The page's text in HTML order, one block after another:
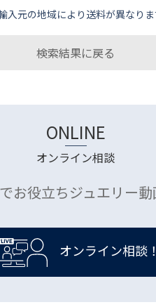
元の地域により送料が異なりま
検索結果に戻る
ONLINE
オンライン相談
お役立ちジュエリー動
オンライン相談！